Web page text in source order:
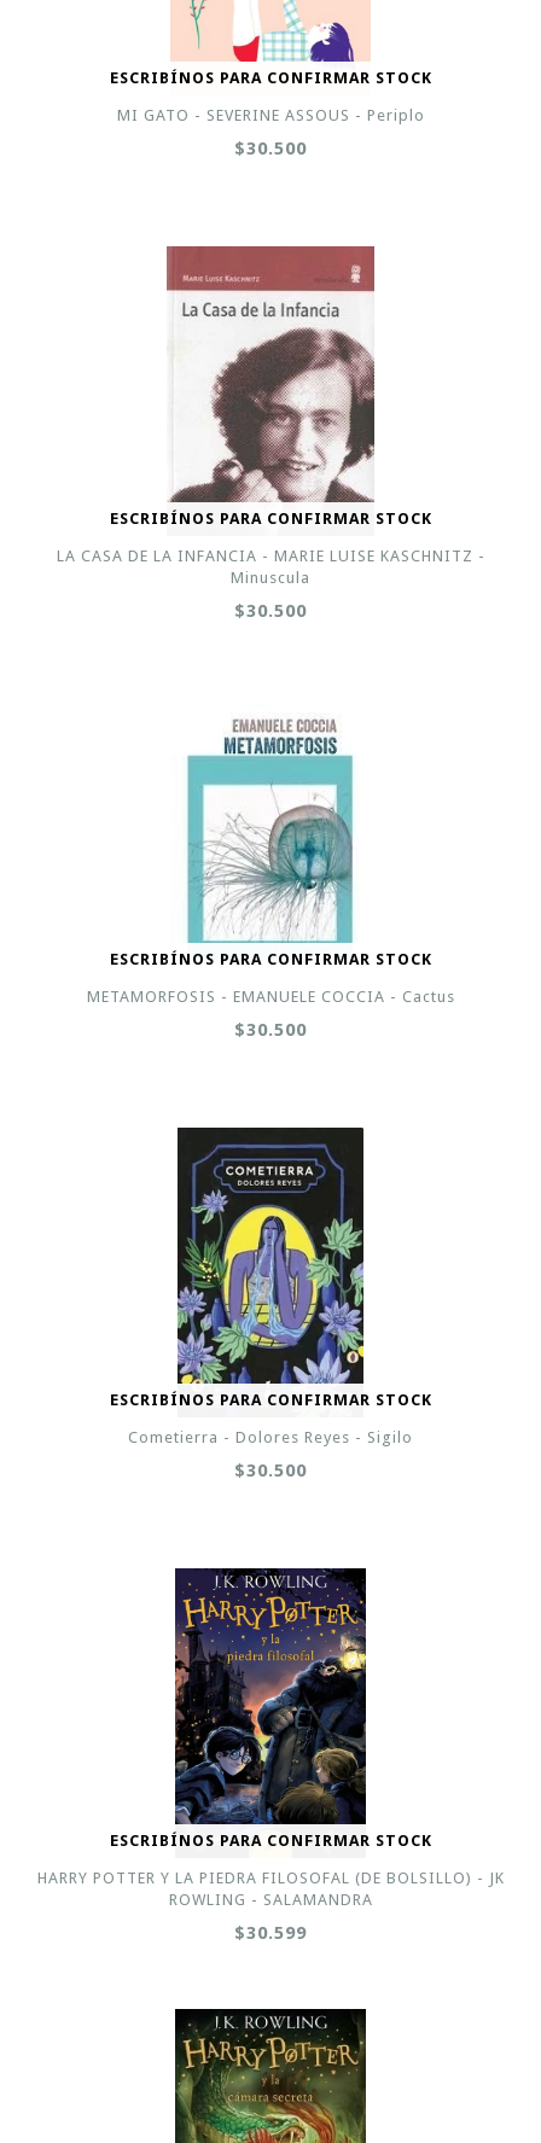
ESCRIBÍNOS PARA CONFIRMAR STOCK
MI GATO - SEVERINE ASSOUS - Periplo
$30.500
ESCRIBÍNOS PARA CONFIRMAR STOCK
LA CASA DE LA INFANCIA - MARIE LUISE KASCHNITZ -
Minuscula
$30.500
ESCRIBÍNOS PARA CONFIRMAR STOCK
METAMORFOSIS - EMANUELE COCCIA - Cactus
$30.500
ESCRIBÍNOS PARA CONFIRMAR STOCK
Cometierra - Dolores Reyes - Sigilo
$30.500
ESCRIBÍNOS PARA CONFIRMAR STOCK
HARRY POTTER Y LA PIEDRA FILOSOFAL (DE BOLSILLO) - JK
ROWLING - SALAMANDRA
$30.599